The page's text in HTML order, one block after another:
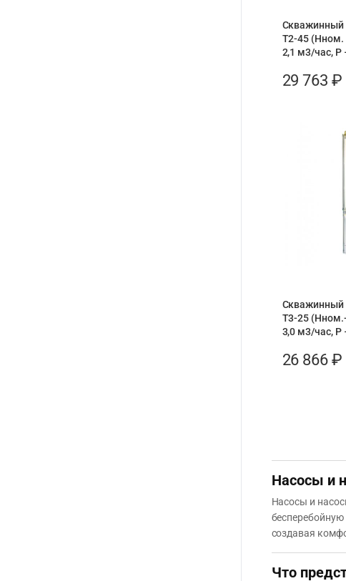
Скважинный
T2-45 (Нном.
2,1 м3/час, Р
29 763₽
Скважинный
T3-25
3,0 м3/час, Р
26 866₽
Насосы и
Насосы и
создавая
Что